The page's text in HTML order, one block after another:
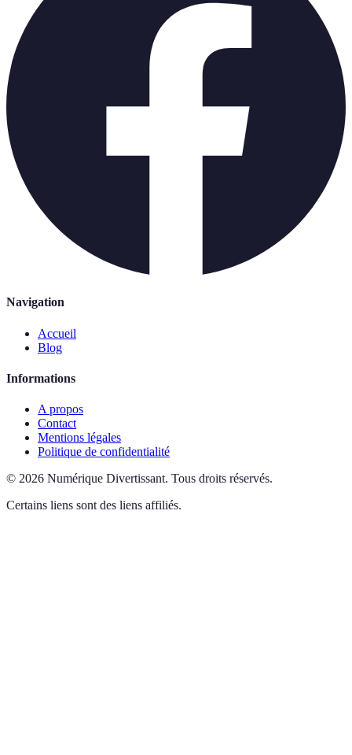
Navigation
Accueil
Blog
Informations
A propos
Contact
Mentions légales
Politique de confidentialité
© 2026 Numérique Divertissant. Tous droits réservés.
Certains liens sont des liens affiliés.